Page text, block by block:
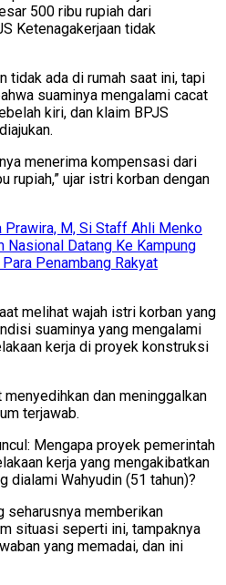
500 ribu rupiah dari
Ketenagakerjaan tidak
tidak ada di rumah saat ini, tapi
suaminya mengalami cacat
kiri, dan klaim BPJS
menerima kompensasi dari
rupiah,” ujar istri korban dengan
Prawira, M, Si Staff Ahli Menko
Nasional Datang Ke Kampung
Penambang Rakyat
melihat wajah istri korban yang
suaminya yang mengalami
kerja di proyek konstruksi
dan meninggalkan
terjawab.
Mengapa proyek pemerintah
kerja yang mengakibatkan
dialami Wahyudin (51 tahun)?
seharusnya memberikan
situasi seperti ini, tampaknya
yang memadai, dan ini